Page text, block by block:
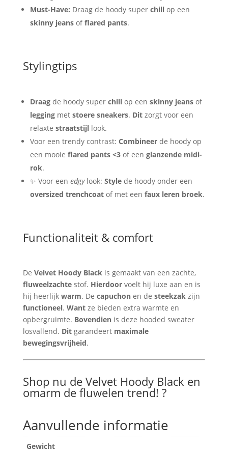
Must-Have: Draag de hoody super chillop een
skinny jeansofflared pants.
Stylingtips
Draagde hoody super chillop een skinny jeansof
leggingmet stoere sneakers. Ditzorgt voor een
relaxte straatstijllook.
Voor een trendy contrast: Combineerde hoody op
een mooie flared pants <3of een glanzende midi-
rok.
✨ Voor een edgylook: Stylede hoody onder een
oversized trenchcoatof met een faux leren broek.
Functionaliteit & comfort
De Velvet Hoody Black is gemaakt van een zachte,
fluweelzachtestof. Hierdoorvoelt hij luxe aan en is
hij heerlijk warm. De capuchonen de steekzak zijn
functioneel. Wantze bieden extra warmte en
opbergruimte. Bovendienis deze hooded sweater
losvallend. Ditgarandeert maximale
bewegingsvrijheid.
Shop nu de Velvet Hoody Black en
omarm de fluwelen trend! ?
Aanvullende informatie
Gewicht